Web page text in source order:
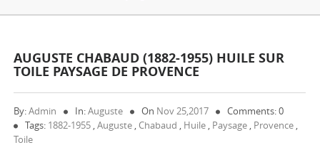
AUGUSTE CHABAUD (1882-1955) HUILE SUR
TOILE PAYSAGE DE PROVENCE
By:Admin In:Auguste On Nov 25,2017
Comments: 0
Tags: 1882-1955 ,Auguste , Chabaud , Huile , Paysage , Provence ,
Toile